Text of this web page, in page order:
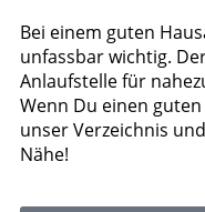
Bei einem guten
unfassbar wichtig.
Anlaufstelle für
Wenn Du einen
unser Verzeichnis
Nähe!